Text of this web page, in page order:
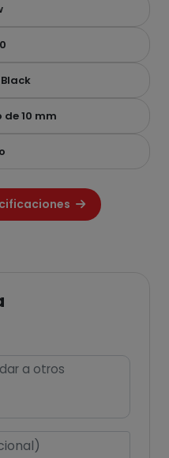
10 mm